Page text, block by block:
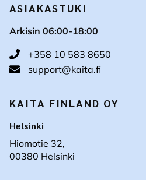
ASIAKASTUKI
Arkisin 06:00-18:00
+358 10 583 8650
support@kaita.fi
KAITA FINLAND OY
Helsinki
Hiomotie 32,
00380 Helsinki